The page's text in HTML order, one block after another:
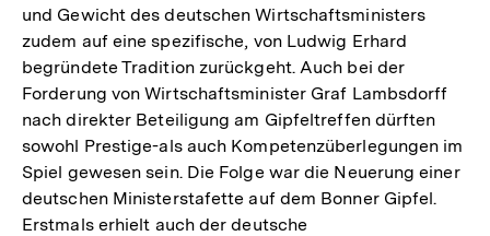
und Gewicht des deutschen Wirtschaftsministers
zudem auf eine spezifische, von Ludwig Erhard
begründete Tradition zurückgeht. Auch bei der
Forderung von Wirtschaftsminister Graf Lambsdorff
nach direkter Beteiligung am Gipfeltreffen dürften
sowohl Prestige-als auch Kompetenzüberlegungen im
Spiel gewesen sein. Die Folge war die Neuerung einer
deutschen Ministerstafette auf dem Bonner Gipfel.
Erstmals erhielt auch der deutsche